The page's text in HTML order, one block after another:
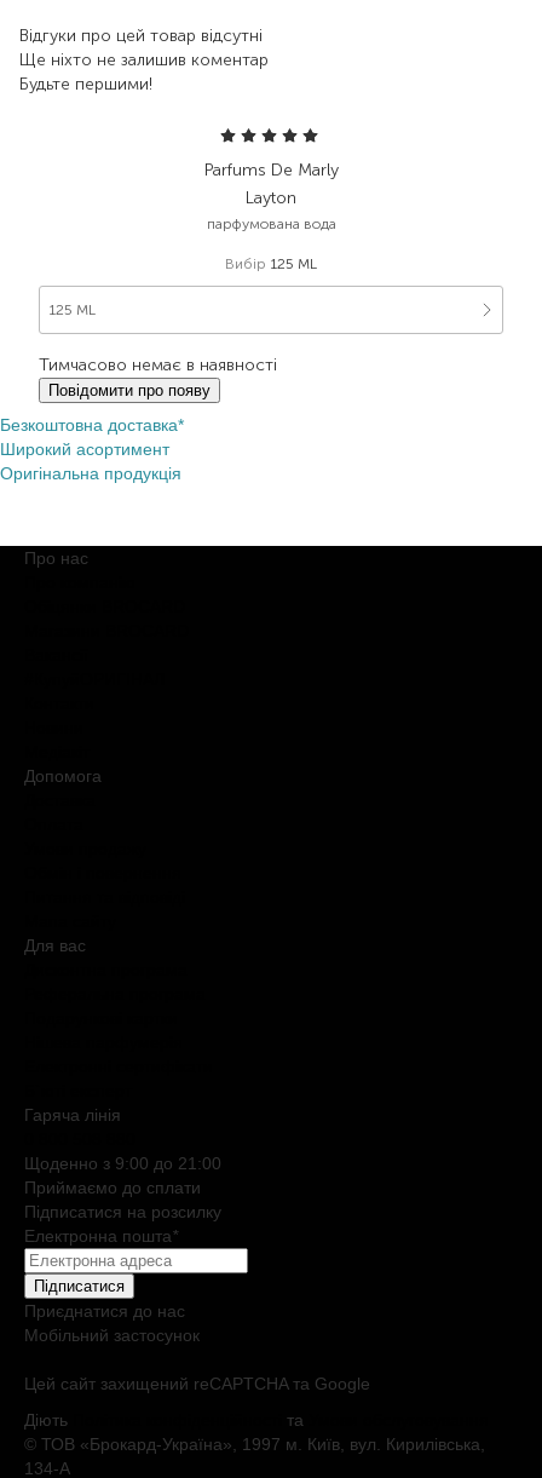
Відгуки про цей товар відсутні
Ще ніхто не залишив коментар
Будьте першими!
Parfums De Marly
Layton
парфумована вода
Вибір 125 ML
125 ML
Тимчасово немає в наявності
Повідомити про появу
Безкоштовна доставка*
Широкий асортимент
Оригінальна продукція
Про нас
Допомога
Для вас
Гаряча лiнiя
Щоденно з 9:00 до 21:00
Приймаємо до сплати
Підписатися на розсилку
Електронна пошта*
Підписатися
Приєднатися до нас
Мобільний застосунок
Цей сайт захищений reCAPTCHA та Google
Діють
та
© ТОВ «Брокард-Україна», 1997 м. Київ, вул. Кирилівська,
134-А